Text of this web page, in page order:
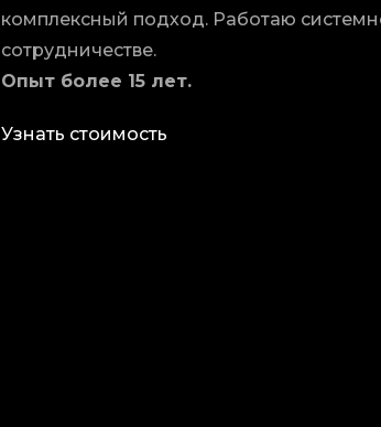
комплексный подход. Работаю
сотрудничестве.
Опыт более 15 лет.
Узнать стоимость